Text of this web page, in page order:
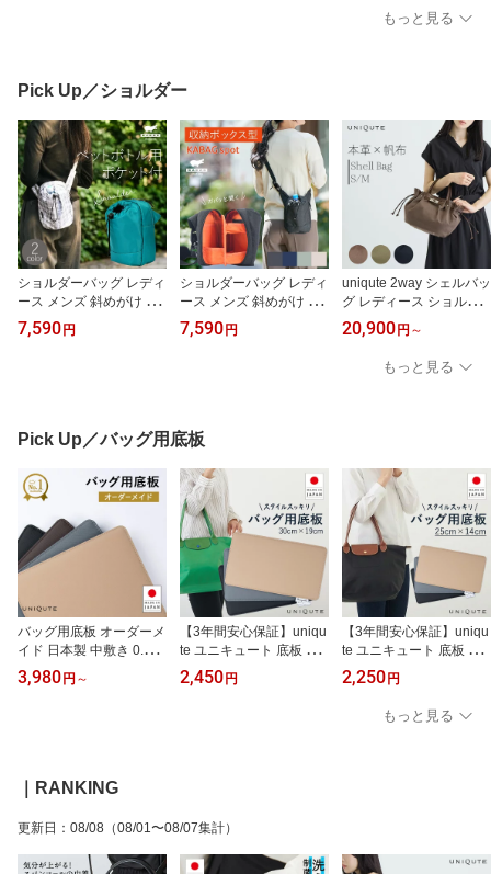
ー EL8711
ナー付き ランチバッグ
通勤 通学 ベージュ ピン
もっと見る
Pick Up／ショルダー
ショルダーバッグ レディ
ース メンズ 斜めがけ 小
さめ KABAG カバッグ ミ
ニショルダー ミニバッグ
理整頓ができる
7,590 円
ショルダーバッグ レディ
ース メンズ 斜めがけ 小
さめ KABAG spot カバッ
グ スポット ミニショル
ブバッグ カバック 身軽
おでかけショルダー
7,590 円
uniqute 2way シェルバッ
グ レディース ショルダ
ーバッグ ハンドバッグ
キャンバス 帆布 牛革 本
革 通勤バッグ きれいめ
大人 肩掛け S M ユニキ
20,900 円 ～
もっと見る
Pick Up／バッグ用底板
バッグ用底板 オーダーメ
イド 日本製 中敷き 0.5c
m単位 ぴったりサイズ 型
崩れ防止 自立サポート
3,980 円 ～
【3年間安心保証】uniqu
te ユニキュート 底板 30×
19cm 1623/1899対応 中
敷き 型崩れ防止 変形防
2,450 円
【3年間安心保証】uniqu
te ユニキュート 底板 25×
14cm L2605/L1512対応
中敷き 型崩れ防止 変形
防止 TEFOX 撥水 日本製
トートバッグ ハンドバッ
2,250 円
もっと見る
｜RANKING
更新日 ： 08/08 （08/01〜08/07集計）